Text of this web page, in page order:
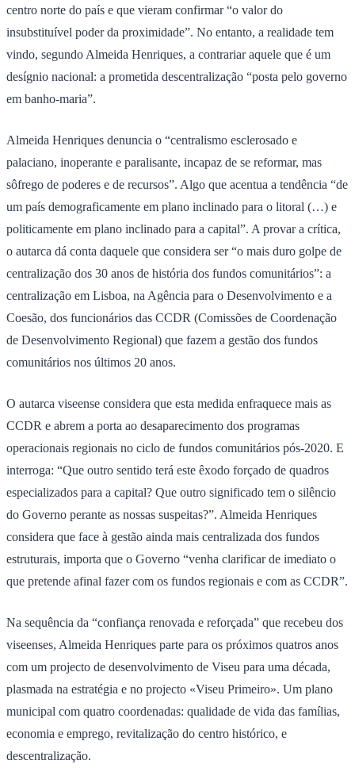
centro norte do país e que vieram confirmar “o valor do
insubstituível poder da proximidade”. No entanto, a realidade tem
vindo, segundo Almeida Henriques, a contrariar aquele que é um
desígnio nacional: a prometida descentralização “posta pelo governo
em banho-maria”.
Almeida Henriques denuncia o “centralismo esclerosado e
palaciano, inoperante e paralisante, incapaz de se reformar, mas
sôfrego de poderes e de recursos”. Algo que acentua a tendência “de
um país demograficamente em plano inclinado para o litoral (…) e
politicamente em plano inclinado para a capital”. A provar a crítica,
o autarca dá conta daquele que considera ser “o mais duro golpe de
centralização dos 30 anos de história dos fundos comunitários”: a
centralização em Lisboa, na Agência para o Desenvolvimento e a
Coesão, dos funcionários das CCDR (Comissões de Coordenação
de Desenvolvimento Regional) que fazem a gestão dos fundos
comunitários nos últimos 20 anos.
O autarca viseense considera que esta medida enfraquece mais as
CCDR e abrem a porta ao desaparecimento dos programas
operacionais regionais no ciclo de fundos comunitários pós-2020. E
interroga: “Que outro sentido terá este êxodo forçado de quadros
especializados para a capital? Que outro significado tem o silêncio
do Governo perante as nossas suspeitas?”. Almeida Henriques
considera que face à gestão ainda mais centralizada dos fundos
estruturais, importa que o Governo “venha clarificar de imediato o
que pretende afinal fazer com os fundos regionais e com as CCDR”.
Na sequência da “confiança renovada e reforçada” que recebeu dos
viseenses, Almeida Henriques parte para os próximos quatros anos
com um projecto de desenvolvimento de Viseu para uma década,
plasmada na estratégia e no projecto «Viseu Primeiro». Um plano
municipal com quatro coordenadas: qualidade de vida das famílias,
economia e emprego, revitalização do centro histórico, e
descentralização.